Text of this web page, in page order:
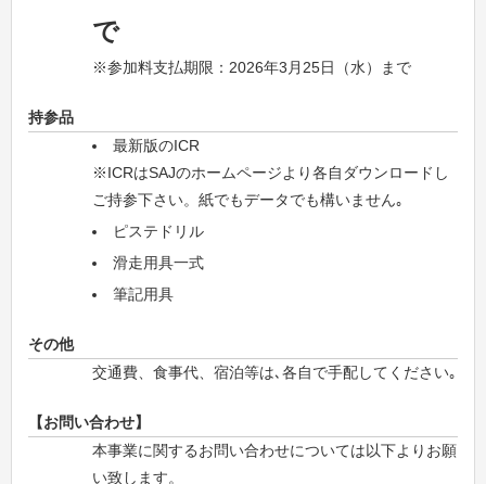
で
※参加料支払期限：2026年3月25日（水）まで
持参品
最新版のICR
※ICRはSAJのホームページより各自ダウンロードし
ご持参下さい。紙でもデータでも構いません｡
ピステドリル
滑走用具一式
筆記用具
その他
交通費、食事代、宿泊等は､各自で手配してください｡
【お問い合わせ】
本事業に関するお問い合わせについては以下よりお願
い致します。